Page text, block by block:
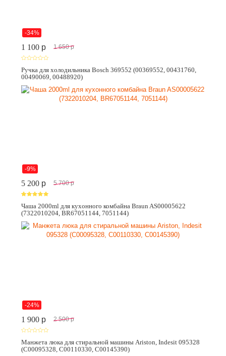
-34%
1 100 p 1 650 p
Ручка для холодильника Bosch 369552 (00369552, 00431760,
00490069, 00488920)
-9%
5 200 p 5 700 p
Чаша 2000ml для кухонного комбайна Braun AS00005622
(7322010204, BR67051144, 7051144)
-24%
1 900 p 2 500 p
Манжета люка для стиральной машины Ariston, Indesit 095328
(C00095328, C00110330, C00145390)